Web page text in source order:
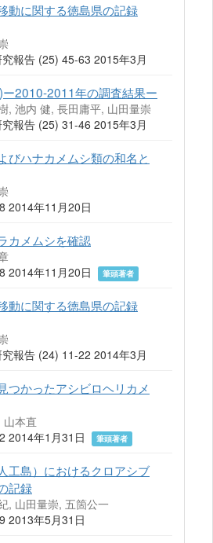
動に関する徳島県の記録
報告 (25) 45-63 2015年3月
2010-2011年の調査結果ー
, 池内 健, 長田庸平, 山田量崇
報告 (25) 31-46 2015年3月
びハナカメムシ類の和名と
2014年11月20日
カメムシを確認
2014年11月20日
筆頭著者
動に関する徳島県の記録
報告 (24) 11-22 2014年3月
つかったアシビロヘリカメ
山本直
2014年1月31日
筆頭著者
工島）におけるクロアシブ
記録
, 山田量崇, 五箇公一
2013年5月31日